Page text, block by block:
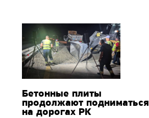
Бетонные плиты
продолжают подниматься
на дорогах РК